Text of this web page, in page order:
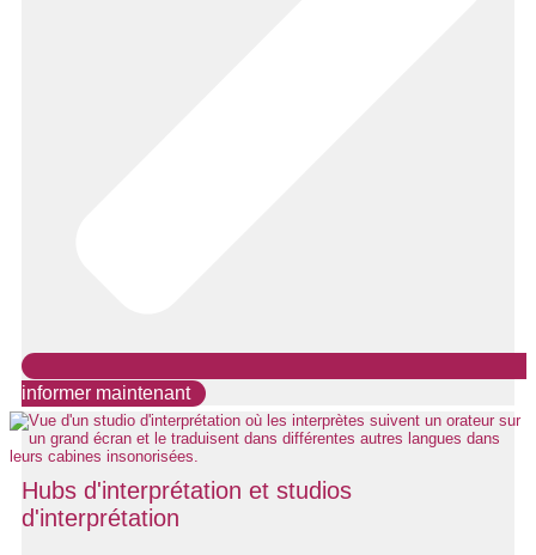
informer maintenant
Hubs d'interprétation et studios
d'interprétation